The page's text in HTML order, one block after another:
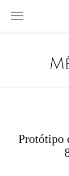
Protótipo